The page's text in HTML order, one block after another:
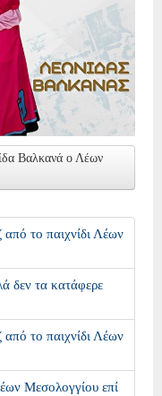
Βαλκανά ο Λέων
το παιχνίδι Λέων
δεν τα κατάφερε
το παιχνίδι Λέων
Μεσολογγίου επί